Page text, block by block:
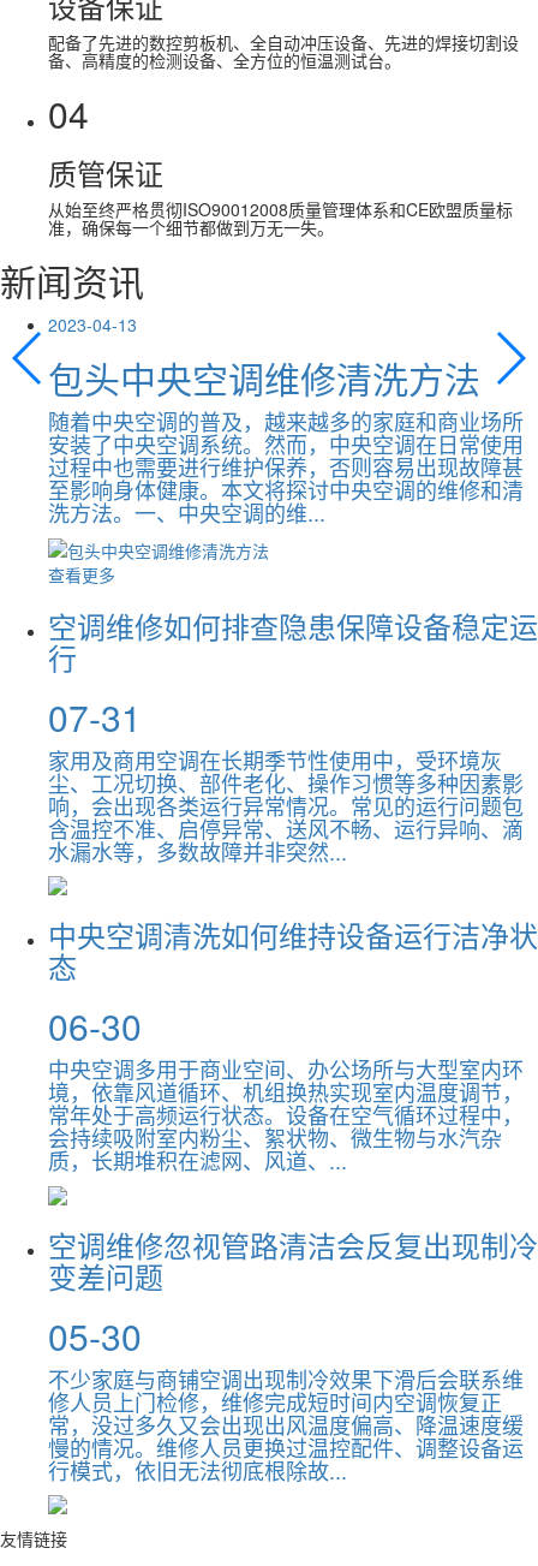
配备了先进的数控剪板机、全自动冲压设备、先进的焊接切割设
备、高精度的检测设备、全方位的恒温测试台。
04
质管保证
从始至终严格贯彻ISO90012008质量管理体系和CE欧盟质量标
准，确保每一个细节都做到万无一失。
新闻资讯
2023-04-13
包头中央空调维修清洗方法
随着中央空调的普及，越来越多的家庭和商业场所
安装了中央空调系统。然而，中央空调在日常使用
过程中也需要进行维护保养，否则容易出现故障甚
至影响身体健康。本文将探讨中央空调的维修和清
洗方法。一、中央空调的维...
查看更多
空调维修如何排查隐患保障设备稳定运
行
07-31
家用及商用空调在长期季节性使用中，受环境灰
尘、工况切换、部件老化、操作习惯等多种因素影
响，会出现各类运行异常情况。常见的运行问题包
含温控不准、启停异常、送风不畅、运行异响、滴
水漏水等，多数故障并非突然...
中央空调清洗如何维持设备运行洁净状
态
06-30
中央空调多用于商业空间、办公场所与大型室内环
境，依靠风道循环、机组换热实现室内温度调节，
常年处于高频运行状态。设备在空气循环过程中，
会持续吸附室内粉尘、絮状物、微生物与水汽杂
质，长期堆积在滤网、风道、...
空调维修忽视管路清洁会反复出现制冷
变差问题
05-30
不少家庭与商铺空调出现制冷效果下滑后会联系维
修人员上门检修，维修完成短时间内空调恢复正
常，没过多久又会出现出风温度偏高、降温速度缓
慢的情况。维修人员更换过温控配件、调整设备运
行模式，依旧无法彻底根除故...
友情链接